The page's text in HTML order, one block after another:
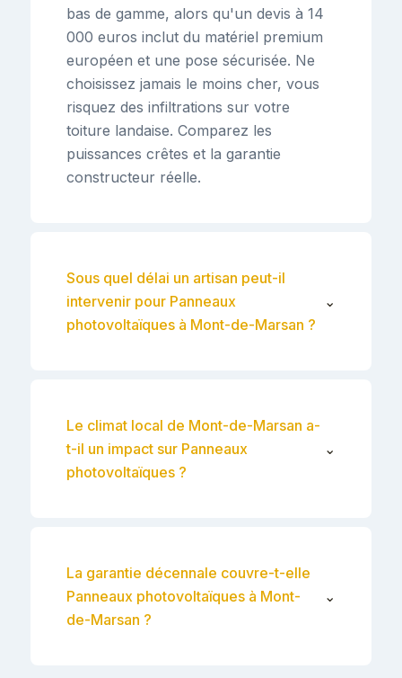
bas de gamme, alors qu'un devis à 14
000 euros inclut du matériel premium
européen et une pose sécurisée. Ne
choisissez jamais le moins cher, vous
risquez des infiltrations sur votre
toiture landaise. Comparez les
puissances crêtes et la garantie
constructeur réelle.
Sous quel délai un artisan peut-il
intervenir pour Panneaux
photovoltaïques à Mont-de-Marsan ?
⌄
Le climat local de Mont-de-Marsan a-
t-il un impact sur Panneaux
photovoltaïques ?
⌄
La garantie décennale couvre-t-elle
Panneaux photovoltaïques à Mont-
de-Marsan ?
⌄